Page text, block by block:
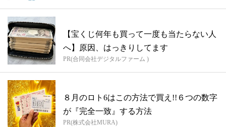
【宝くじ何年も買って一度も当たらない人
へ】原因、はっきりしてます
PR(合同会社デジタルファーム )
８月のロト6はこの方法で買え!!６つの数字
が『完全一致』する方法
PR(株式会社MURA)